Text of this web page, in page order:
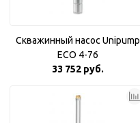
Скважинный насос Unipump
ECO 4-76
33 752 руб.